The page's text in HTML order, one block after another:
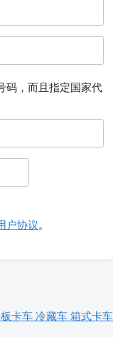
码，而且指定国家代
户协议。
卡车 冷藏车 箱式卡车